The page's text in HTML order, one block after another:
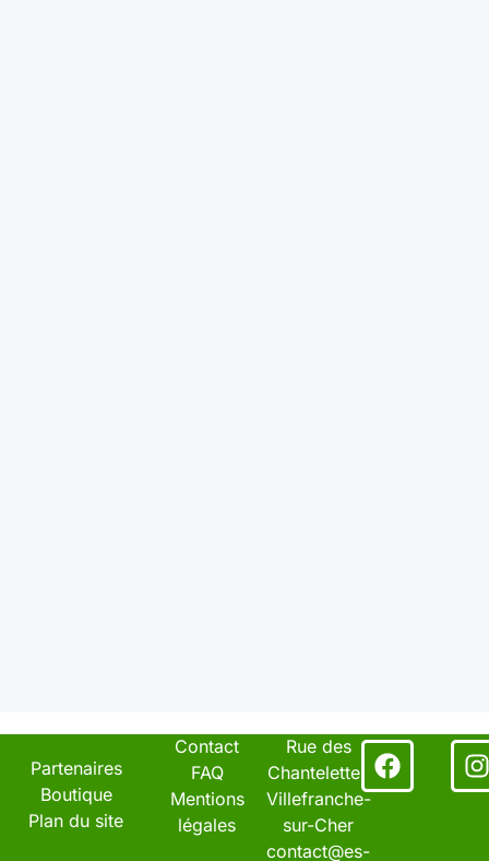
Partenaires
Boutique
Plan du site
Contact
FAQ
Mentions
légales
Rue des
Chantelettes
Villefranche-
sur-Cher
contact@es-